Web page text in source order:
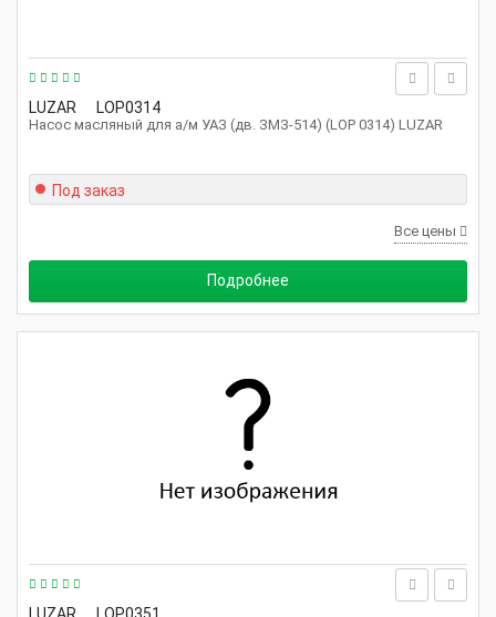
LUZAR LOP0314
Насос масляный для а/м УАЗ (дв. ЗМЗ-514) (LOP 0314) LUZAR
Под заказ
Все цены
Подробнее